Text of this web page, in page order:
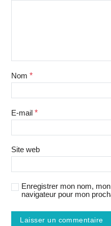
Nom *
E-mail *
Site web
Enregistrer mon nom,
navigateur pour mon